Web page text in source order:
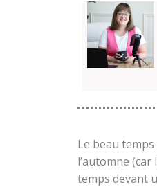
Le beau
l’automne
temps devant